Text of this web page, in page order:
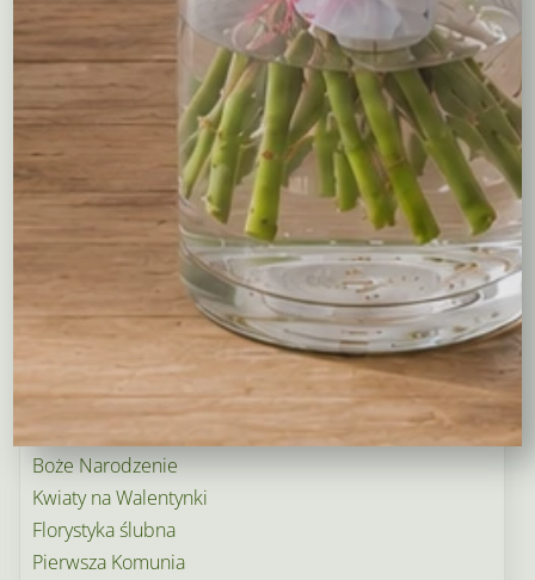
Flower boxy – kwiaty w pudełkach
Maskotki
Kosze kwiatowe
Balony
Kosze upominkowe
Wianki na wieczory panieńskie i nie tylko…
Wielkanoc
Wieńce i wiązanki pogrzebowe
Dekoracje na groby
Torty kwiatowe
Ogródek i balkon
Narodziny dziecka
Rośliny doniczkowe
Boże Narodzenie
Kwiaty na Walentynki
Florystyka ślubna
Pierwsza Komunia